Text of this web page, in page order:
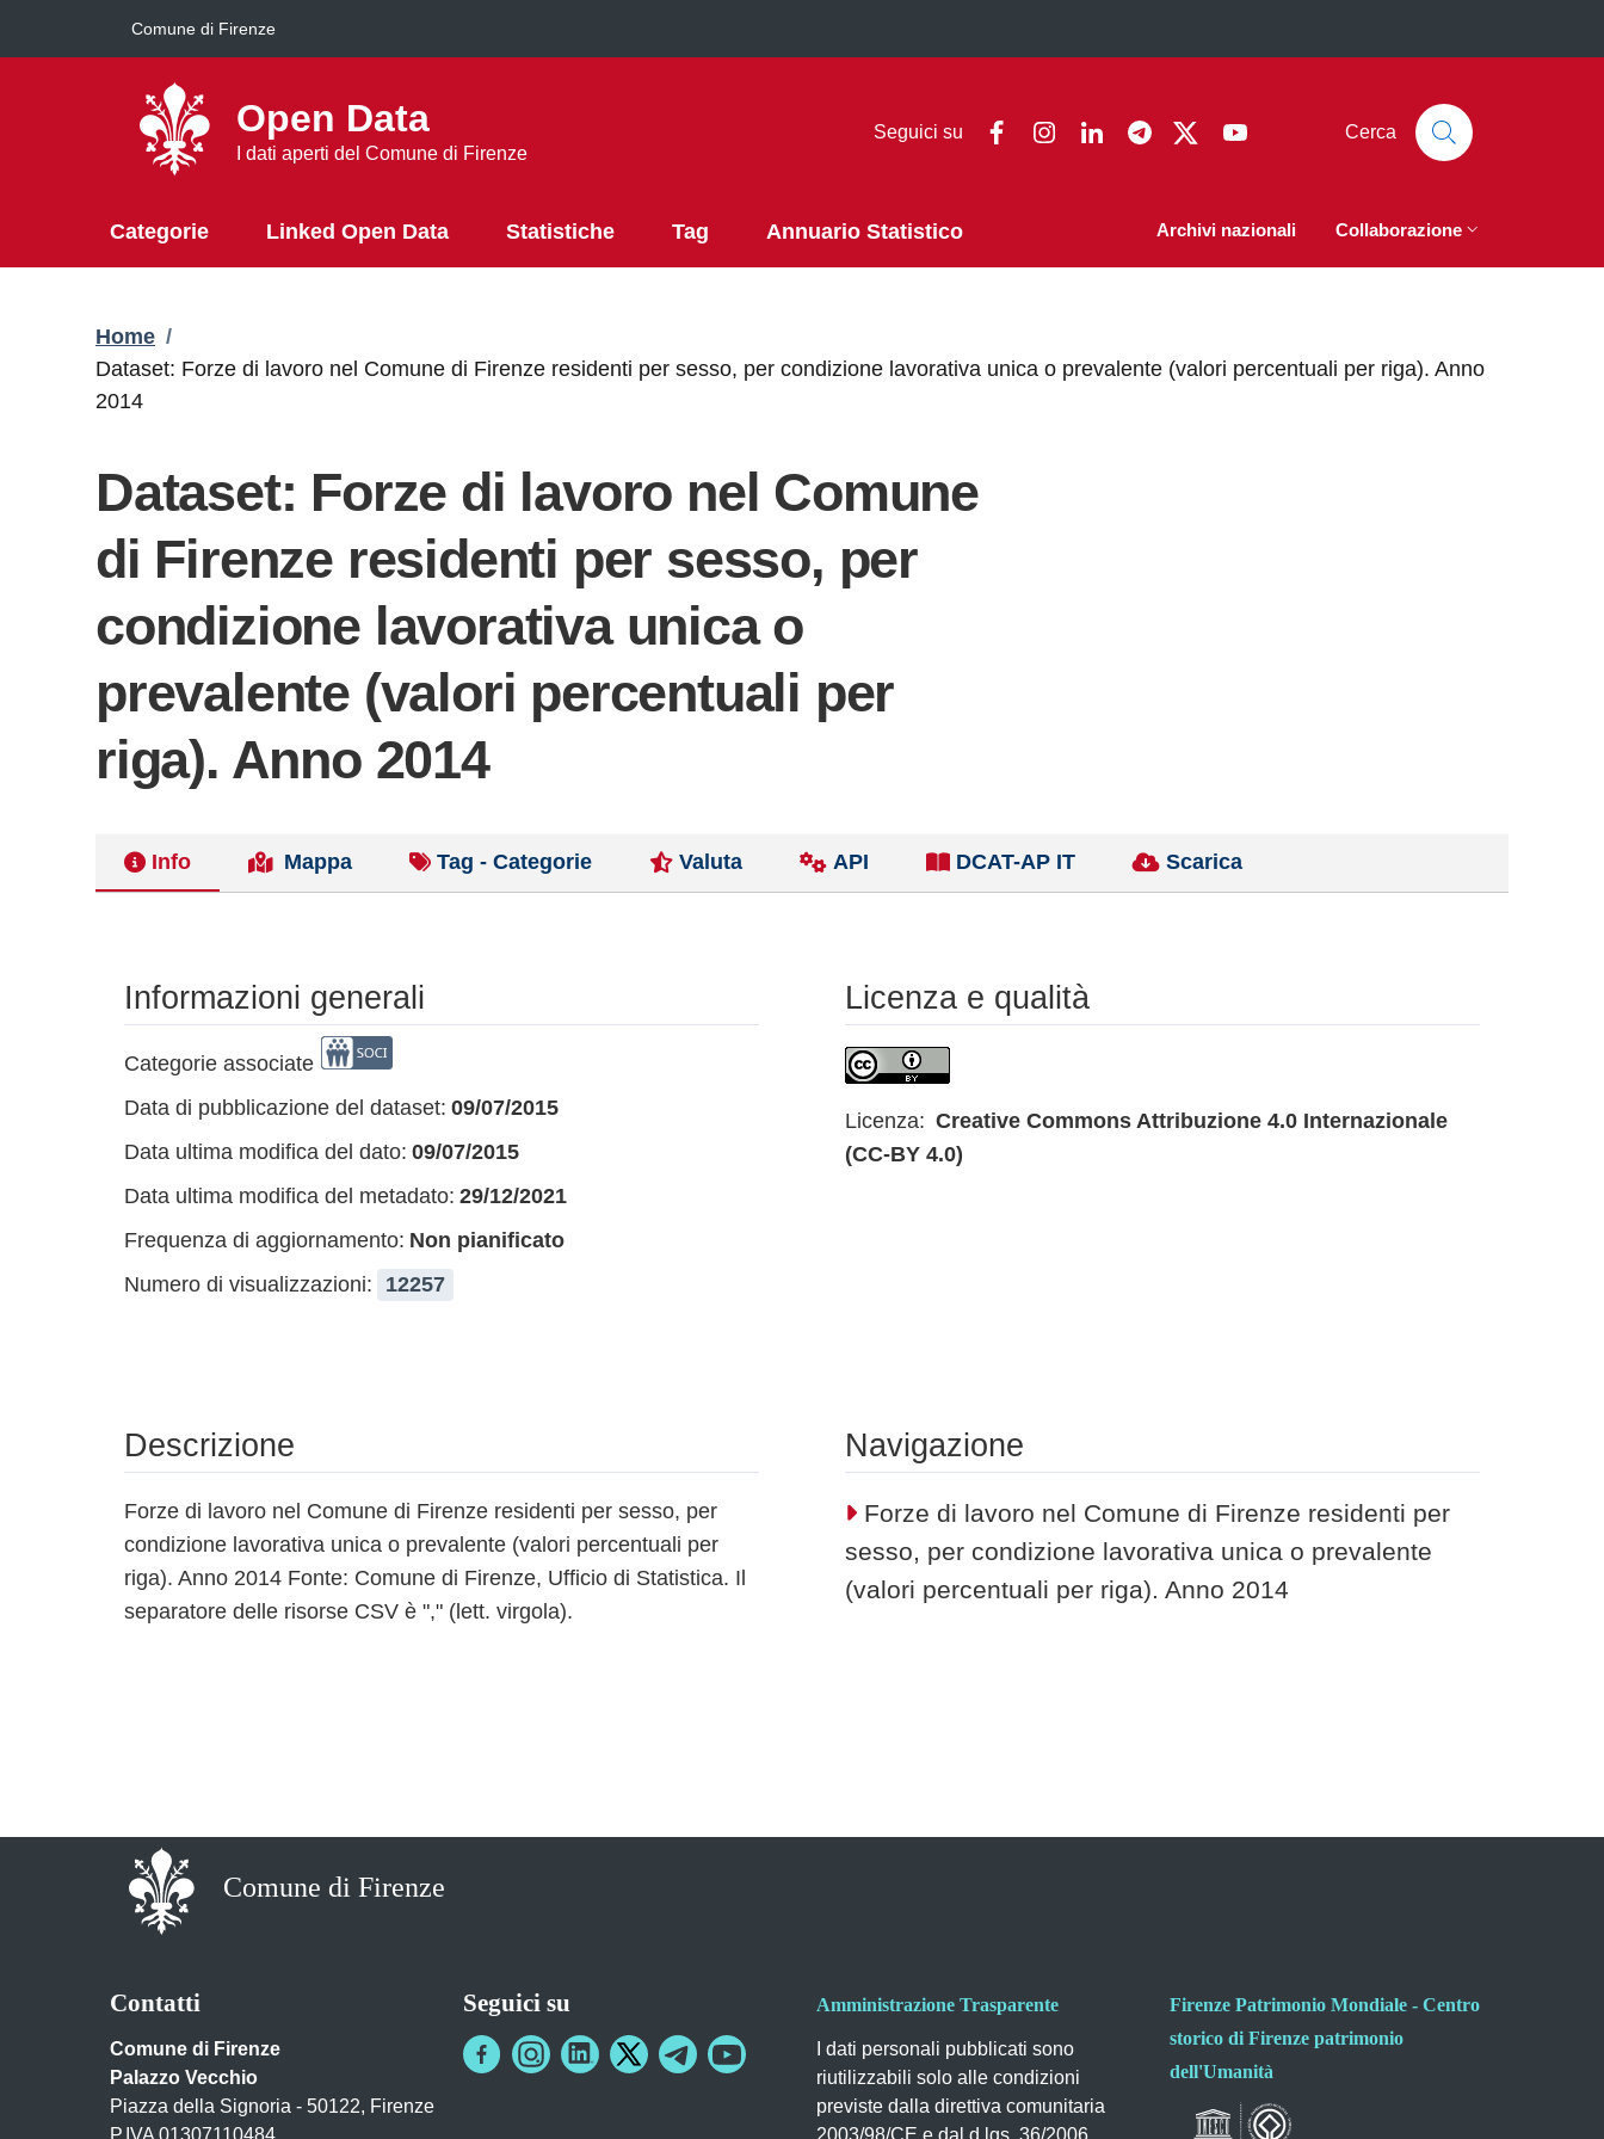
Comune di Firenze
Open Data
I dati aperti del Comune di Firenze
Seguici su FacebookInstagramLinkedinTelegram
Twitter Cerca
Categorie Linked Open Data Statistiche Tag Annuario Statistico Archivi nazionali Collaborazione
Briciole di pane
Home /
Dataset: Forze di lavoro nel Comune di Firenze residenti per sesso, per condizione lavorativa unica o prevalente (valori percentuali per riga). Anno
2014
Dataset: Forze di lavoro nel Comune
di Firenze residenti per sesso, per
condizione lavorativa unica o
prevalente (valori percentuali per
riga). Anno 2014
Info Mappa Tag - Categorie Valuta API DCAT-AP IT Scarica
Informazioni generali
Categorie associate
Data di pubblicazione del dataset: 09/07/2015
Data ultima modifica del dato: 09/07/2015
Data ultima modifica del metadato: 29/12/2021
Frequenza di aggiornamento: Non pianificato
Numero di visualizzazioni:
12257
Licenza e qualità
Licenza: Creative Commons Attribuzione 4.0 Internazionale
(CC-BY 4.0)
Descrizione
Forze di lavoro nel Comune di Firenze residenti per sesso, per
condizione lavorativa unica o prevalente (valori percentuali per
riga). Anno 2014 Fonte: Comune di Firenze, Ufficio di Statistica. Il
separatore delle risorse CSV è "," (lett. virgola).
Navigazione
Forze di lavoro nel Comune di Firenze residenti per
sesso, per condizione lavorativa unica o prevalente
(valori percentuali per riga). Anno 2014
Comune di Firenze
Contatti
Comune di Firenze
Palazzo Vecchio
Piazza della Signoria - 50122, Firenze
Seguici su Amministrazione Trasparente
I dati personali pubblicati sono
riutilizzabili solo alle condizioni
previste dalla direttiva comunitaria
Firenze Patrimonio Mondiale - Centro
storico di Firenze patrimonio
dell'Umanità